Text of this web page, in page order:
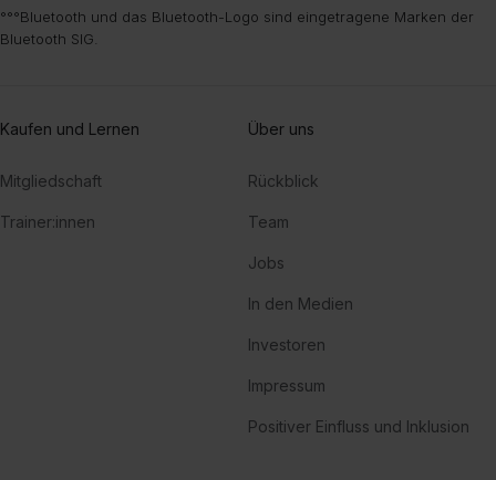
°°°Bluetooth und das Bluetooth-Logo sind eingetragene Marken der
Bluetooth SIG.
Kaufen und Lernen
Mitgliedschaft
Trainer:innen
Über uns
Rückblick
Team
Jobs
In den Medien
Investoren
Impressum
Positiver Einfluss und Inklusion